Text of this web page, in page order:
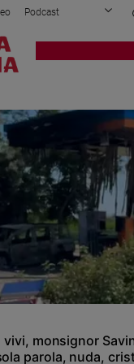
Podcast
monsignor
parola, nuda,